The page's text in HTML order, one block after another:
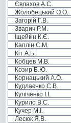
Євлахов А.С.
Жолобецький О.О.
Загорій Г.В.
Зварич Р.М.
Іщейкін К.Є.
Каплін С.М.
Кіт А.Б.
Кобцев М.В.
Козир Б.Ю.
Корнацький А.О.
Кудлаєнко С.В.
Куліченко І.І.
Курило В.С.
Кучер М.І.
Лесюк Я.В.